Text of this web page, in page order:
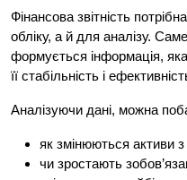
Фінансова звітність
обліку, а й для аналізу.
формується інформація,
її стабільність і
Аналізуючи дані, можна
як змінюються активи
чи зростають